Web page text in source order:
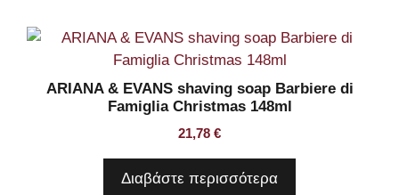
ARIANA & EVANS shaving soap Barbiere di
Famiglia Christmas 148ml
21,78 €
Διαβάστε περισσότερα